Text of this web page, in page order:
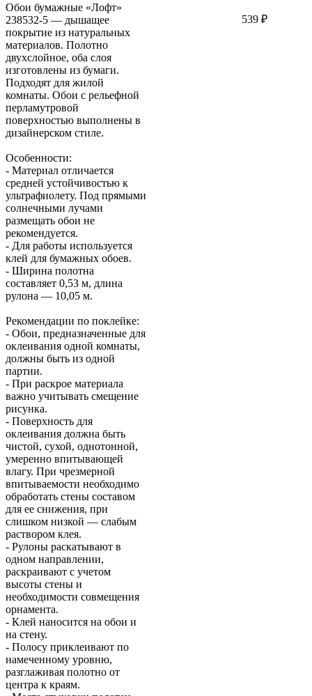
539 ₽
Обои бумажные «Лофт»
238532-5 — дышащее
покрытие из натуральных
материалов. Полотно
двухслойное, оба слоя
изготовлены из бумаги.
Подходят для жилой
комнаты. Обои с рельефной
перламутровой
поверхностью выполнены в
дизайнерском стиле.
Особенности:
- Материал отличается
средней устойчивостью к
ультрафиолету. Под прямыми
солнечными лучами
размещать обои не
рекомендуется.
- Для работы используется
клей для бумажных обоев.
- Ширина полотна
составляет 0,53 м, длина
рулона — 10,05 м.
Рекомендации по поклейке:
- Обои, предназначенные для
оклеивания одной комнаты,
должны быть из одной
партии.
- При раскрое материала
важно учитывать смещение
рисунка.
- Поверхность для
оклеивания должна быть
чистой, сухой, однотонной,
умеренно впитывающей
влагу. При чрезмерной
впитываемости необходимо
обработать стены составом
для ее снижения, при
слишком низкой — слабым
раствором клея.
- Рулоны раскатывают в
одном направлении,
раскраивают с учетом
высоты стены и
необходимости совмещения
орнамента.
- Клей наносится на обои и
на стену.
- Полосу приклеивают по
намеченному уровню,
разглаживая полотно от
центра к краям.